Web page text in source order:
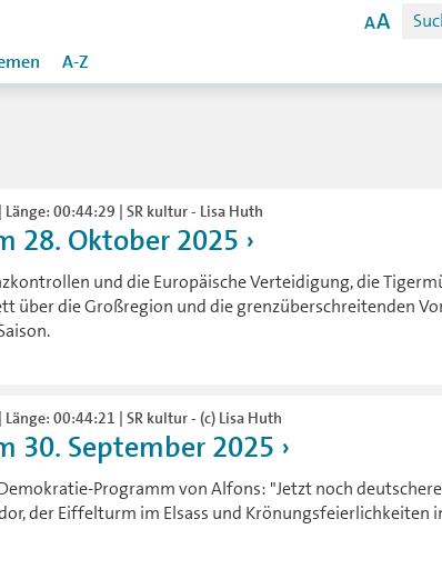
A-Z
00:44:29 | SR kultur - Lisa Huth
28. Oktober 2025
und die Europäische Verteidigung, die
über die Großregion und die grenzüberschreitenden
00:44:21 | SR kultur - (c) Lisa Huth
30. September 2025
Programm von Alfons: "Jetzt noch
der Eiffelturm im Elsass und Krönungsfeierlichkeiten